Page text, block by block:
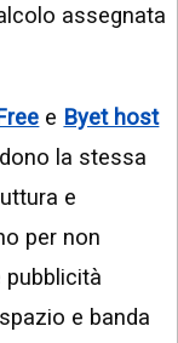
assegnata
e Byet host
la stessa
e
per non
pubblicità
e banda